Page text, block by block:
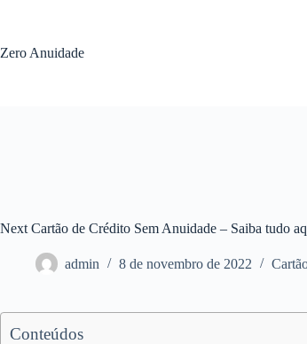
conteúdo
Zero Anuidade
Next Cartão de Crédito Sem Anuidade – Saiba tudo
admin 8 de novembro de 2022
Conteúdos